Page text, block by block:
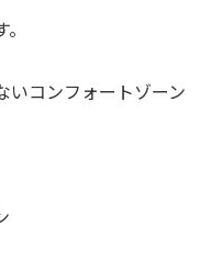
コンフォートゾーン